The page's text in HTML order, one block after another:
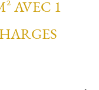
AVEC 1